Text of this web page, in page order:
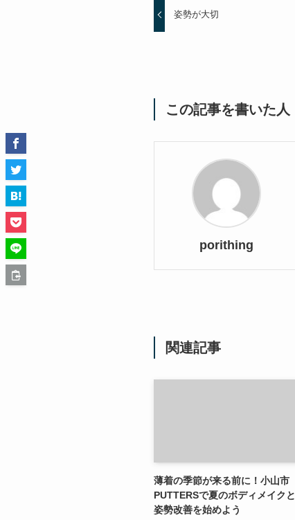
姿勢が大切
この記事を書いた人
porithing
関連記事
薄着の季節が来る前に！小山市
PUTTERSで夏のボディメイクと
姿勢改善を始めよう